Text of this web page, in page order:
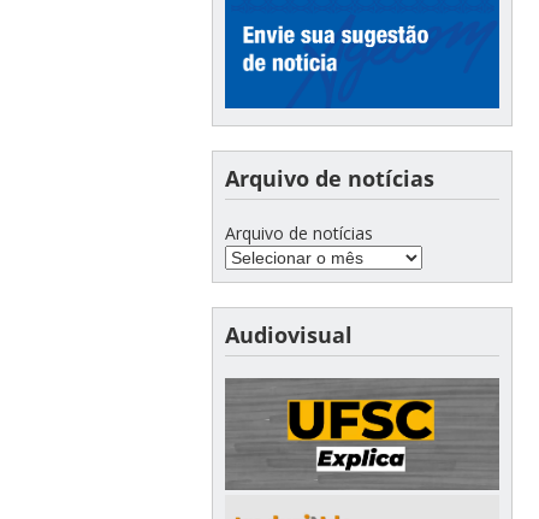
Arquivo de notícias
Arquivo de notícias
Audiovisual